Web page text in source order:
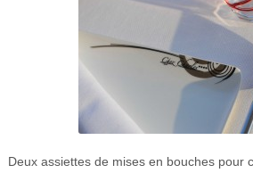
Deux assiettes de mises en bouches pour